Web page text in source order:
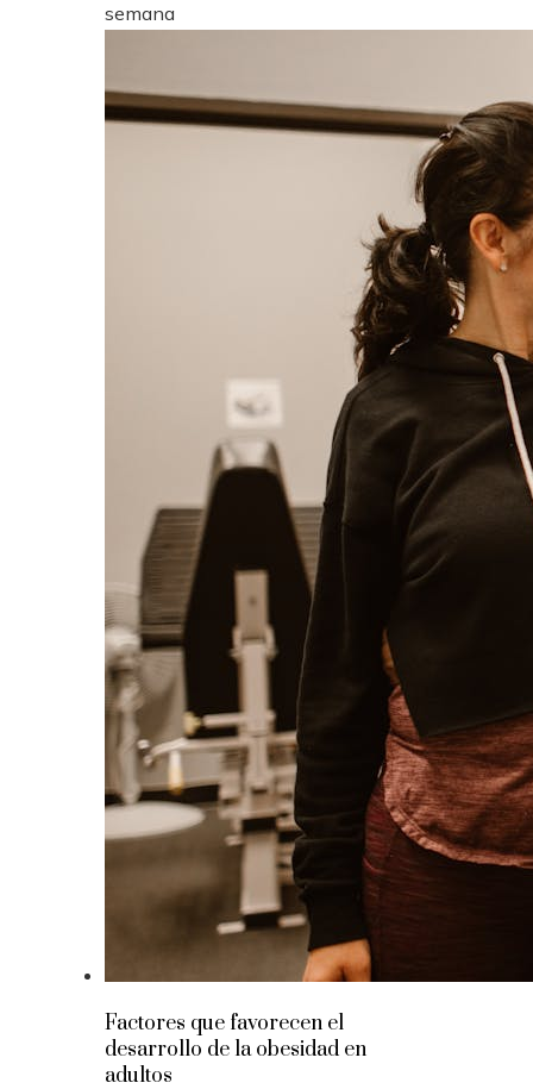
semana
Factores que favorecen el
desarrollo de la obesidad en
adultos